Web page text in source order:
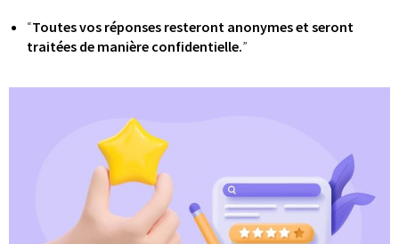
“Toutes vos réponses resteront anonymes et seront
traitées de manière confidentielle.”